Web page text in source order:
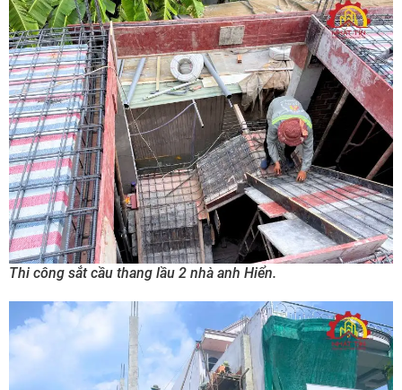
Thi công sắt cầu thang lầu 2 nhà anh Hiển.